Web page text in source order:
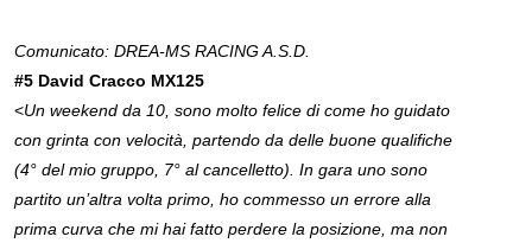
Comunicato: DREA-MS RACING A.S.D.
#5 David Cracco MX125
<Un weekend da 10, sono molto felice di come ho guidato
con grinta con velocità, partendo da delle buone qualifiche
(4° del mio gruppo, 7° al cancelletto). In gara uno sono
partito un’altra volta primo, ho commesso un errore alla
prima curva che mi hai fatto perdere la posizione, ma non